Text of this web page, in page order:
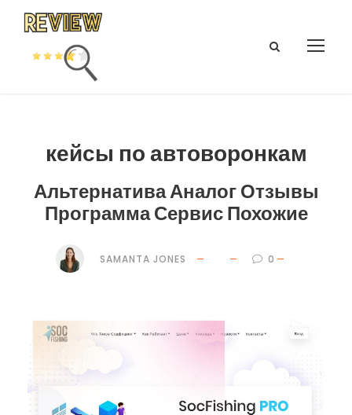
кейсы по автоворонкам
Альтернатива Аналог Отзывы
Программа Сервис Похожие
SAMANTA JONES 0